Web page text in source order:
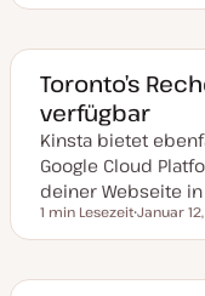
a
u
k
t
u
a
i
s
i
e
Toronto’s
verfügbar
Kinsta bietet
Google Cloud
deiner Webseite
Lesezeit
1 min Lesezeit
a
u
Januar